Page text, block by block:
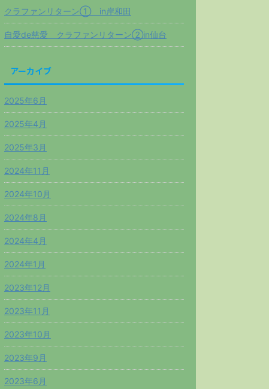
クラファンリターン① in岸和田
自愛de慈愛 クラファンリターン②in仙台
アーカイブ
2025年6月
2025年4月
2025年3月
2024年11月
2024年10月
2024年8月
2024年4月
2024年1月
2023年12月
2023年11月
2023年10月
2023年9月
2023年6月